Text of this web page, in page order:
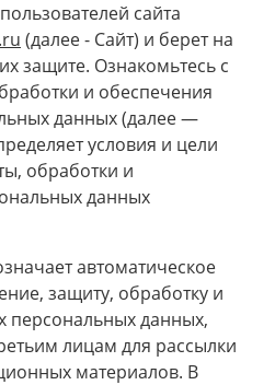
сайта
(далее - Сайт) и берет на
защите. Ознакомьтесь с
и обеспечения
данных (далее —
условия и цели
обработки и
данных
автоматическое
защиту, обработку и
персональных данных,
лицам для рассылки
материалов. В